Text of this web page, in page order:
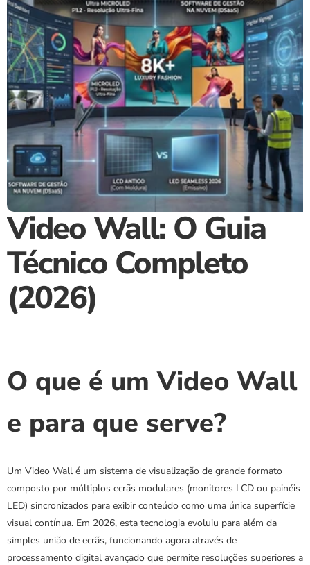
Video Wall: O Guia
Técnico Completo
(2026)
O que é um Video Wall
e para que serve?
Um Video Wall é um sistema de visualização de grande formato
composto por múltiplos ecrãs modulares (monitores LCD ou painéis
LED) sincronizados para exibir conteúdo como uma única superfície
visual contínua. Em 2026, esta tecnologia evoluiu para além da
simples união de ecrãs, funcionando agora através de
processamento digital avançado que permite resoluções superiores a